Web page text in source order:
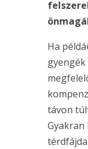
Ha
távon
Gyakran